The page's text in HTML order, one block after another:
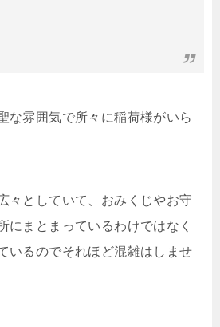
な雰囲気で所々に稲荷様がいら
々としていて、おみくじやお守
にまとまっているわけではなく
いるのでそれほど混雑はしませ